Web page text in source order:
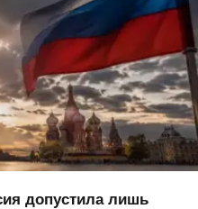
допустила лишь